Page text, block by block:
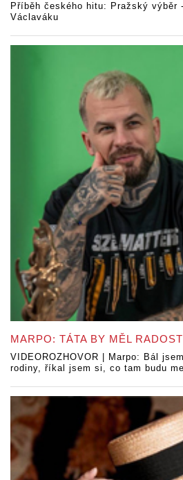
Příběh českého hitu: Pražský výběr
Václaváku
MARPO: TÁTA BY MĚL RADOST
VIDEOROZHOVOR | Marpo: Bál
rodiny, říkal jsem si, co tam budu